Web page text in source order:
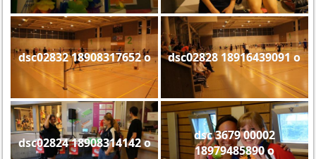
dsc02832 18908317652 o dsc02828 18916439091 o
dsc02824 18908314142 o
dsc 3679 00002
18979485890 o